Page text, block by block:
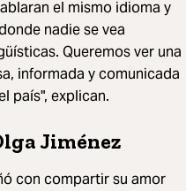
el mismo idioma y
nadie se vea
Queremos ver una
informada y comunicada
país", explican.
Jiménez
con compartir su amor